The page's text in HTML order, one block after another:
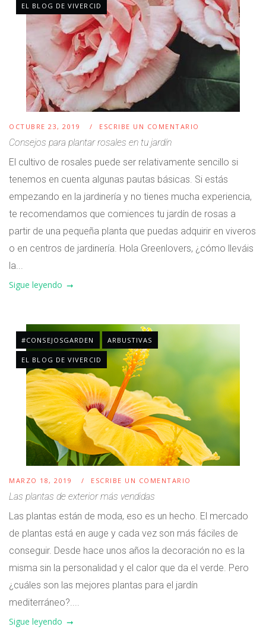
EL BLOG DE VIVERCID
OCTUBRE 23, 2019 ESCRIBE UN COMENTARIO
Consejos para plantar rosales en tu jardín
El cultivo de rosales puede ser relativamente sencillo si
tenemos en cuenta algunas pautas básicas. Si estás
empezando en la jardinería y no tienes mucha experiencia,
te recomendamos que comiences tu jardín de rosas a
partir de una pequeña planta que puedas adquirir en viveros
o en centros de jardinería. Hola Greenlovers, ¿cómo lleváis
la...
Sigue leyendo
#CONSEJOSGARDEN ARBUSTIVAS
EL BLOG DE VIVERCID
MARZO 18, 2019 ESCRIBE UN COMENTARIO
Las plantas de exterior más vendidas
Las plantas están de moda, eso es un hecho. El mercado
de plantas está en auge y cada vez son más fáciles de
conseguir. Desde hace unos años la decoración no es la
misma sin la personalidad y el calor que da el verde. Pero
¿cuáles son las mejores plantas para el jardín
mediterráneo?....
Sigue leyendo